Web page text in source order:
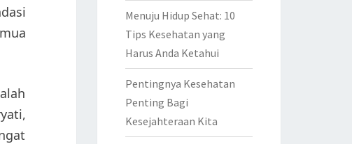
Menuju Hidup Sehat: 10
Tips Kesehatan yang
Harus Anda Ketahui
Pentingnya Kesehatan
Penting Bagi
Kesejahteraan Kita